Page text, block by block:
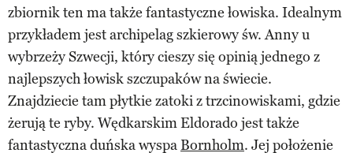
zbiornik ten ma także fantastyczne łowiska. Idealnym
przykładem jest archipelag szkierowy św. Anny u
wybrzeży Szwecji, który cieszy się opinią jednego z
najlepszych łowisk szczupaków na świecie.
Znajdziecie tam płytkie zatoki z trzcinowiskami, gdzie
żerują te ryby. Wędkarskim Eldorado jest także
fantastyczna duńska wyspaBornholm. Jej położenie